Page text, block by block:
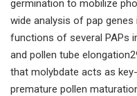
germination to mobilize
wide analysis of pap
functions of several PAPs
and pollen tube
that molybdate acts as
premature pollen